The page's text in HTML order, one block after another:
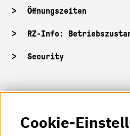
Öffnungszeiten
RZ-Info:
Security
HKA-Shop
HKA-Videos
Cookie-